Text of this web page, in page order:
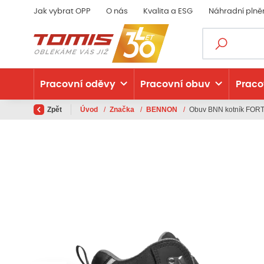
Jak vybrat OPP O nás Kvalita a ESG Náhradní
Pracovní oděvy Pracovní obuv
Zpět Úvod / Značka / BENNON / Obuv BNN kotník